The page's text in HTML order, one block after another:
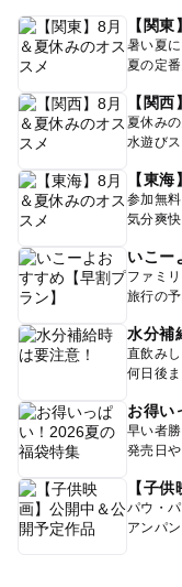
【関
暑い夏
夏の定
【関
夏休み
水遊び
【東
参加無
気分爽
いこー
ファミ
旅行の
水分補
直飲み
何日後
お得い
早い者
発売日
【子
パウ・
アンパ